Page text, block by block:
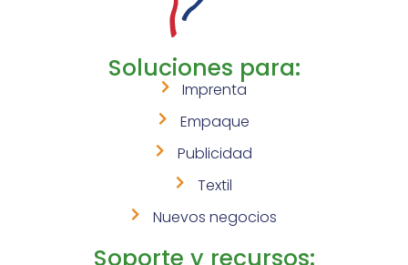
Soluciones para:
Imprenta
Empaque
Publicidad
Textil
Nuevos negocios
Soporte y recursos: